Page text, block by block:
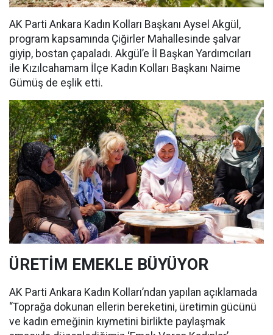
AK Parti Ankara Kadın Kolları Başkanı Aysel Akgül,
program kapsamında Çiğirler Mahallesinde şalvar
giyip, bostan çapaladı. Akgül’e İl Başkan Yardımcıları
ile Kızılcahamam İlçe Kadın Kolları Başkanı Naime
Gümüş de eşlik etti.
ÜRETİM EMEKLE BÜYÜYOR
AK Parti Ankara Kadın Kolları’ndan yapılan açıklamada
“Toprağa dokunan ellerin bereketini, üretimin gücünü
ve kadın emeğinin kıymetini birlikte paylaşmak